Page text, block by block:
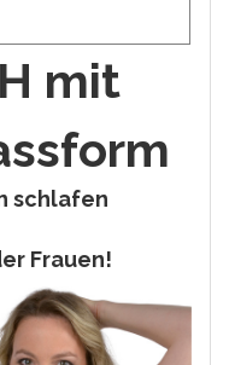
mit
schlafen
Frauen!